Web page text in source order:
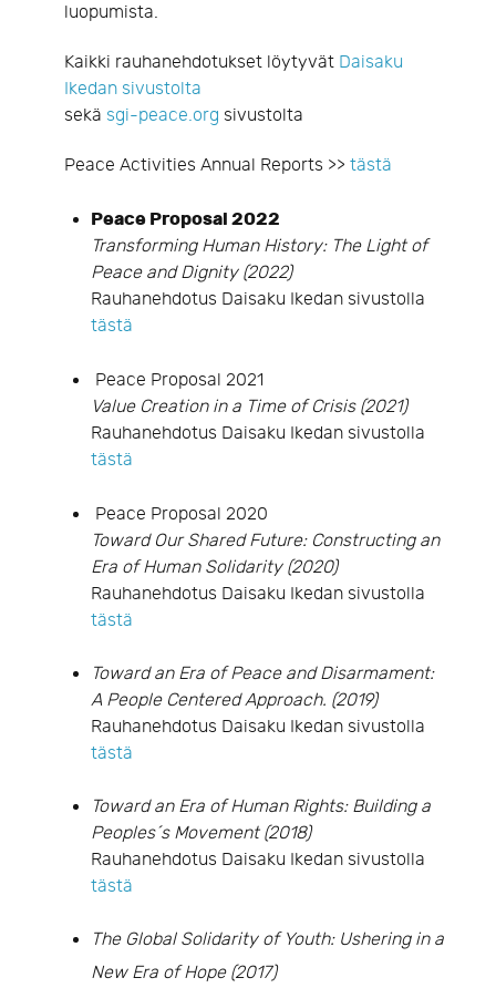
luopumista.
Kaikki rauhanehdotukset löytyvät Daisaku
Ikedan sivustolta
sekä sgi-peace.org sivustolta
Peace Activities Annual Reports >> tästä
Peace Proposal 2022
Transforming Human History: The Light of
Peace and Dignity (2022)
Rauhanehdotus Daisaku Ikedan sivustolla
tästä
Peace Proposal 2021
Value Creation in a Time of Crisis (2021)
Rauhanehdotus Daisaku Ikedan sivustolla
tästä
Peace Proposal 2020
Toward Our Shared Future: Constructing an
Era of Human Solidarity (2020)
Rauhanehdotus Daisaku Ikedan sivustolla
tästä
Toward an Era of Peace and Disarmament:
A People Centered Approach. (2019)
Rauhanehdotus Daisaku Ikedan sivustolla
tästä
Toward an Era of Human Rights: Building a
Peoples´s Movement (2018)
Rauhanehdotus Daisaku Ikedan sivustolla
tästä
The Global Solidarity of Youth: Ushering in a
New Era of Hope (2017)